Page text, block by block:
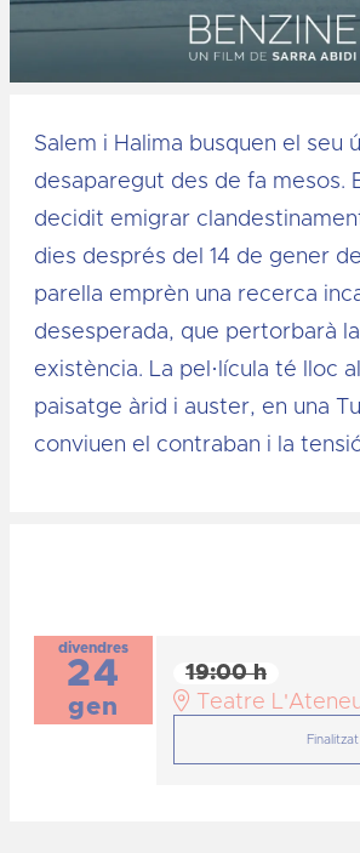
Salem i Halima busquen el seu
desaparegut des de fa mesos.
decidit emigrar
dies després del 14 de gener de
parella emprèn una recerca
desesperada, que pertorbarà
existència. La pel·lícula té lloc
paisatge àrid i auster, en una
conviuen el contraban i la
divendres
24
gen
19:00 h
Teatre
Finalitzat